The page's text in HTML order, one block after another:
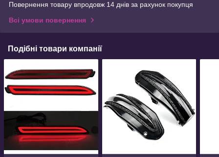
Повернення товару впродовж 14 днів за рахунок покупця
Всі умови повернення
Подібні товари компанії